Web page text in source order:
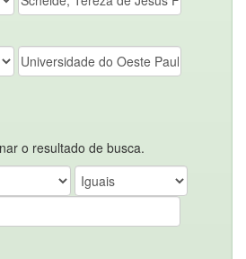
o resultado de busca.